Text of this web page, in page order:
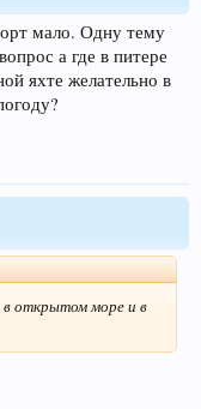
мало. Одну тему
а где в питере
яхте желательно в
открытом море и в